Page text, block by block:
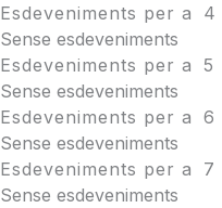
Esdeveniments per a
4
Sense esdeveniments
Esdeveniments per a 5
Sense esdeveniments
Esdeveniments per a 6
Sense esdeveniments
Esdeveniments per a
7
Sense esdeveniments